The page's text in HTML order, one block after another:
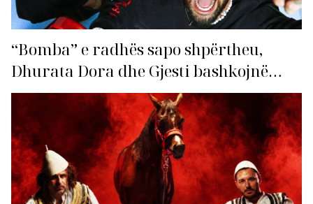
“Bomba” e radhës sapo shpërtheu,
Dhurata Dora dhe Gjesti bashkojnë
fuqitë me “Gasolina”!